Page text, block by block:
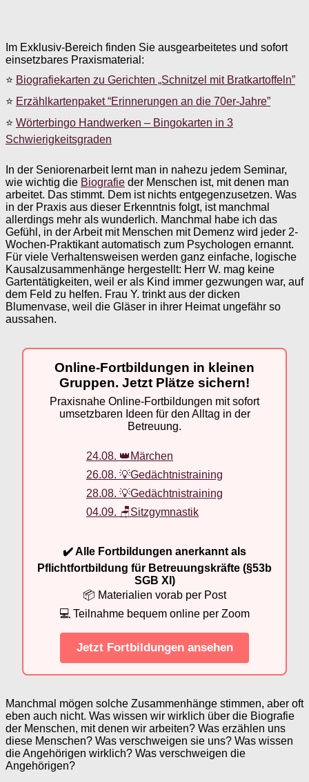
Im Exklusiv-Bereich finden Sie ausgearbeitetes und sofort
einsetzbares Praxismaterial:
⭐ Biografiekarten zu Gerichten „Schnitzel mit Bratkartoffeln”
⭐ Erzählkartenpaket “Erinnerungen an die 70er-Jahre”
⭐ Wörterbingo Handwerken – Bingokarten in 3
Schwierigkeitsgraden
In der Seniorenarbeit lernt man in nahezu jedem Seminar,
wie wichtig die Biografie der Menschen ist, mit denen man
arbeitet. Das stimmt. Dem ist nichts entgegenzusetzen. Was
in der Praxis aus dieser Erkenntnis folgt, ist manchmal
allerdings mehr als wunderlich. Manchmal habe ich das
Gefühl, in der Arbeit mit Menschen mit Demenz wird jeder 2-
Wochen-Praktikant automatisch zum Psychologen ernannt.
Für viele Verhaltensweisen werden ganz einfache, logische
Kausalzusammenhänge hergestellt: Herr W. mag keine
Gartentätigkeiten, weil er als Kind immer gezwungen war, auf
dem Feld zu helfen. Frau Y. trinkt aus der dicken
Blumenvase, weil die Gläser in ihrer Heimat ungefähr so
aussahen.
Online-Fortbildungen in kleinen
Gruppen. Jetzt Plätze sichern!
Praxisnahe Online-Fortbildungen mit sofort
umsetzbaren Ideen für den Alltag in der
Betreuung.
24.08. 👑Märchen
26.08. 💡Gedächtnistraining
28.08. 💡Gedächtnistraining
04.09. 🪑Sitzgymnastik
✔️ Alle Fortbildungen anerkannt als
Pflichtfortbildung für Betreuungskräfte (§53b
SGB XI)
📦 Materialien vorab per Post
💻 Teilnahme bequem online per Zoom
Jetzt Fortbildungen ansehen
Manchmal mögen solche Zusammenhänge stimmen, aber oft
eben auch nicht. Was wissen wir wirklich über die Biografie
der Menschen, mit denen wir arbeiten? Was erzählen uns
diese Menschen? Was verschweigen sie uns? Was wissen
die Angehörigen wirklich? Was verschweigen die
Angehörigen?